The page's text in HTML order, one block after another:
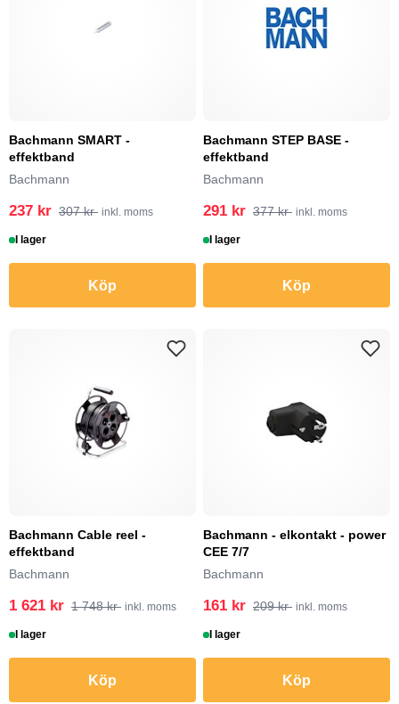
Bachmann SMART -
effektband
Bachmann
237 kr 307 kr inkl. moms
I lager
Köp
Bachmann STEP BASE -
effektband
Bachmann
291 kr 377 kr inkl. moms
I lager
Köp
Bachmann Cable reel -
effektband
Bachmann
1 621 kr 1 748 kr inkl. moms
I lager
Köp
Bachmann - elkontakt - power
CEE 7/7
Bachmann
161 kr 209 kr inkl. moms
I lager
Köp